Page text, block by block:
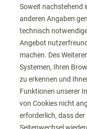
Soweit nachstehend
anderen Angaben
technisch
Angebot
machen. Des
Systemen, Ihren
zu erkennen und
Funktionen unserer
von Cookies nicht
erforderlich, dass